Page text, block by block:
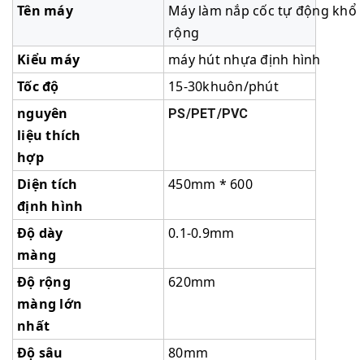
Tên máy
Máy làm nắp cốc tự động khổ
rộng
Kiểu máy
máy hút nhựa định hình
Tốc độ
15-30khuôn/phút
nguyên
liệu thích
hợp
PS/PET/PVC
Diện tích
định hình
450mm * 600
Độ dày
màng
0.1-0.9mm
Độ rộng
màng lớn
nhất
620mm
Độ sâu 80mm